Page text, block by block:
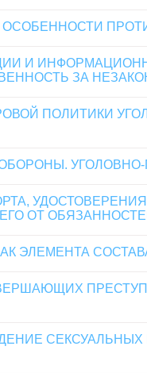
И
ЗА
ПОЛИТИКИ
ОТ
ЭЛЕМЕНТА